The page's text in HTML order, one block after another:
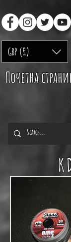
GBP (£)
Почетна